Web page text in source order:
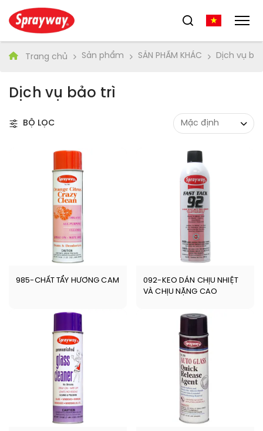
Trang chủ Sản phẩm SẢN PHẨM KHÁC Dịch vụ
Dịch vụ bảo trì
BỘ LỌC
985-CHẤT TẨY HƯƠNG CAM
092-KEO DÁN CHỊU NHIỆT
VÀ CHỊU NẶNG CAO